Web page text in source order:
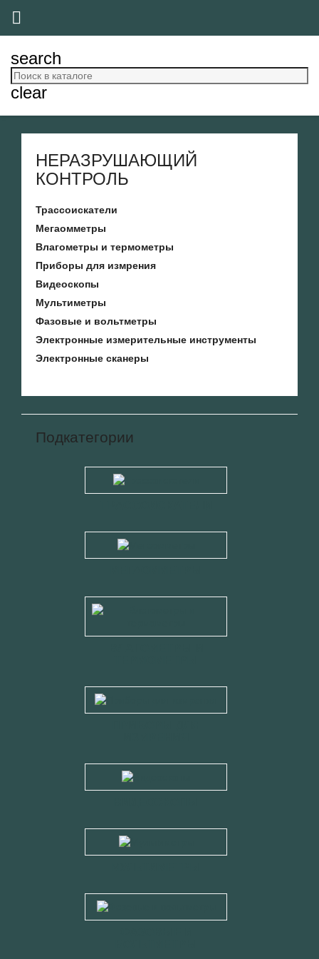

search
clear
НЕРАЗРУШАЮЩИЙ
КОНТРОЛЬ
Трассоискатели
Мегаомметры
Влагометры и термометры
Приборы для измрения
Видеоскопы
Мультиметры
Фазовые и вольтметры
Электронные измерительные инструменты
Электронные сканеры
Подкатегории